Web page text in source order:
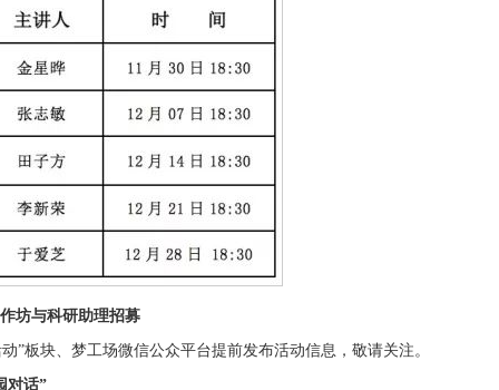
坊与科研助理招募
”板块、梦工场微信公众平台提前发布活动信息，敬请关注。
对话”